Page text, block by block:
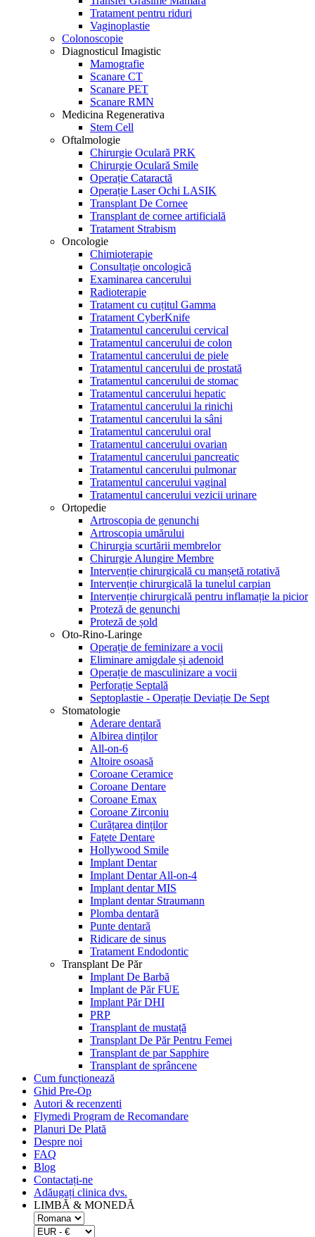
Tratament pentru riduri
Vaginoplastie
Colonoscopie
Diagnosticul Imagistic
Mamografie
Scanare CT
Scanare PET
Scanare RMN
Medicina Regenerativa
Stem Cell
Oftalmologie
Chirurgie Oculară PRK
Chirurgie Oculară Smile
Operație Cataractă
Operație Laser Ochi LASIK
Transplant De Cornee
Transplant de cornee artificială
Tratament Strabism
Oncologie
Chimioterapie
Consultație oncologică
Examinarea cancerului
Radioterapie
Tratament cu cuțitul Gamma
Tratament CyberKnife
Tratamentul cancerului cervical
Tratamentul cancerului de colon
Tratamentul cancerului de piele
Tratamentul cancerului de prostată
Tratamentul cancerului de stomac
Tratamentul cancerului hepatic
Tratamentul cancerului la rinichi
Tratamentul cancerului la sâni
Tratamentul cancerului oral
Tratamentul cancerului ovarian
Tratamentul cancerului pancreatic
Tratamentul cancerului pulmonar
Tratamentul cancerului vaginal
Tratamentul cancerului vezicii urinare
Ortopedie
Artroscopia de genunchi
Artroscopia umărului
Chirurgia scurtării membrelor
Chirurgie Alungire Membre
Intervenție chirurgicală cu manșetă rotativă
Intervenție chirurgicală la tunelul carpian
Intervenție chirurgicală pentru inflamație la picior
Proteză de genunchi
Proteză de șold
Oto-Rino-Laringe
Operație de feminizare a vocii
Eliminare amigdale și adenoid
Operație de masculinizare a vocii
Perforație Septală
Septoplastie - Operație Deviație De Sept
Stomatologie
Aderare dentară
Albirea dinților
All-on-6
Altoire osoasă
Coroane Ceramice
Coroane Dentare
Coroane Emax
Coroane Zirconiu
Curățarea dinților
Fațete Dentare
Hollywood Smile
Implant Dentar
Implant Dentar All-on-4
Implant dentar MIS
Implant dentar Straumann
Plomba dentară
Punte dentară
Ridicare de sinus
Tratament Endodontic
Transplant De Păr
Implant De Barbă
Implant de Păr FUE
Implant Păr DHI
PRP
Transplant de mustață
Transplant De Păr Pentru Femei
Transplant de par Sapphire
Transplant de sprâncene
Cum funcționează
Ghid Pre-Op
Autori & recenzenti
Flymedi Program de Recomandare
Planuri De Plată
Despre noi
FAQ
Blog
Contactați-ne
Adăugați clinica dvs.
LIMBĂ & MONEDĂ